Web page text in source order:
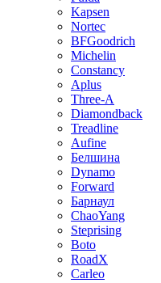
Kapsen
Nortec
BFGoodrich
Michelin
Constancy
Aplus
Three-A
Diamondback
Treadline
Aufine
Белшина
Dynamo
Forward
Барнаул
ChaoYang
Steprising
Boto
RoadX
Carleo